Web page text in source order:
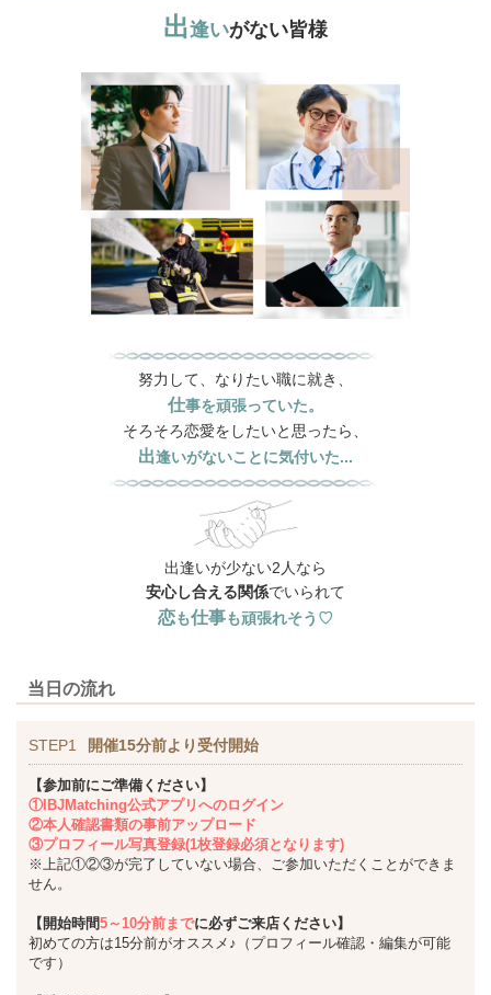
出逢いがない皆様
努力して、なりたい職に就き、
仕事を頑張っていた。
そろそろ恋愛をしたいと思ったら、
出逢いがないことに気付いた...
出逢いが少ない2人なら
安心し合える関係でいられて
恋も仕事も頑張れそう♡
当日の流れ
STEP1 開催15分前より受付開始
【参加前にご準備ください】
①IBJMatching公式アプリへのログイン
②本人確認書類の事前アップロード
③プロフィール写真登録(1枚登録必須となります)
※上記①②③が完了していない場合、ご参加いただくことができま
せん。
【開始時間5～10分前までに必ずご来店ください】
初めての方は15分前がオススメ♪（プロフィール確認・編集が可能
です）